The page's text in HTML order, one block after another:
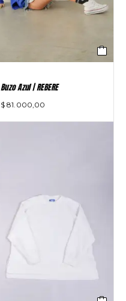
Buzo Azul | REBERE
$ 81.000,00